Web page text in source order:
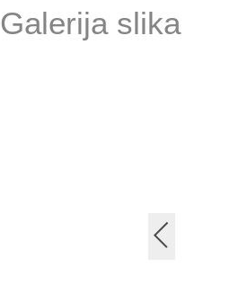
Galerija slika